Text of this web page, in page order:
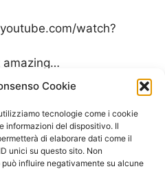
Cookie
tecnologie come i cookie
informazioni del dispositivo. Il
di elaborare dati come il
unici su questo sito. Non
influire negativamente su alcune
watch?
amazing…
mind
,tracer